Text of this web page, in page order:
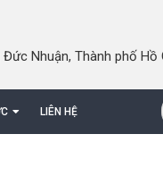
Nhuận, Thành phố Hồ
LIÊN HỆ